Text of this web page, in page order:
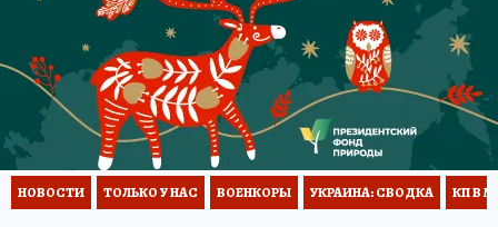
НОВОСТИ ТОЛЬКО У НАС ВОЕНКОРЫ УКРАИНА: СВОДКА КП В